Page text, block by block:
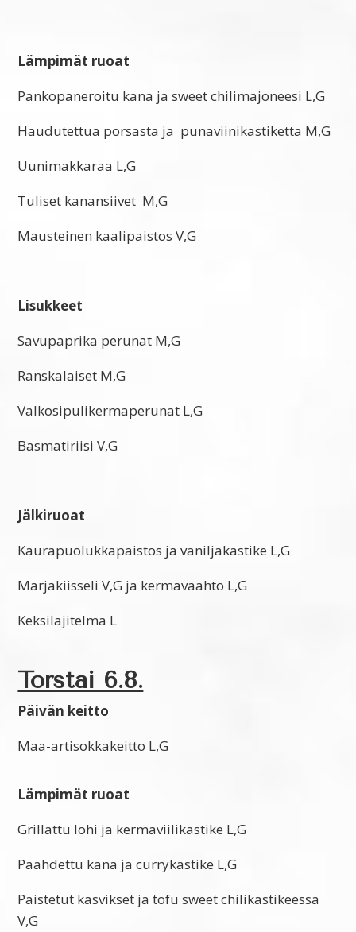
Lämpimät ruoat
Pankopaneroitu kana ja sweet chilimajoneesi L,G
Haudutettua porsasta ja punaviinikastiketta M,G
Uunimakkaraa L,G
Tuliset kanansiivet M,G
Mausteinen kaalipaistos V,G
Lisukkeet
Savupaprika perunat M,G
Ranskalaiset M,G
Valkosipulikermaperunat L,G
Basmatiriisi V,G
Jälkiruoat
Kaurapuolukkapaistos ja vaniljakastike L,G
Marjakiisseli V,G ja kermavaahto L,G
Keksilajitelma L
Torstai 6.8.
Päivän keitto
Maa-artisokkakeitto L,G
Lämpimät ruoat
Grillattu lohi ja kermaviilikastike L,G
Paahdettu kana ja currykastike L,G
Paistetut kasvikset ja tofu sweet chilikastikeessa
V,G